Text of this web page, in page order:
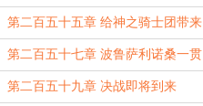
第二百五十五章 给神之骑士团带来
的损失
第二百五十七章 波鲁萨利诺桑一贯
的风格
第二百五十九章 决战即将到来